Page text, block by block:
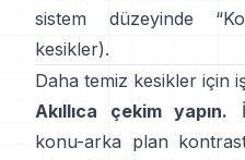
sistem düzeyinde “
kesikler).
Daha temiz kesikler için iş
Akıllıca çekim yapın.
konu-arka plan